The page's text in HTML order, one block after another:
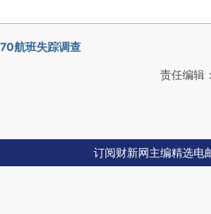
航班失踪调查
责任编辑
订阅财新网主编精选电